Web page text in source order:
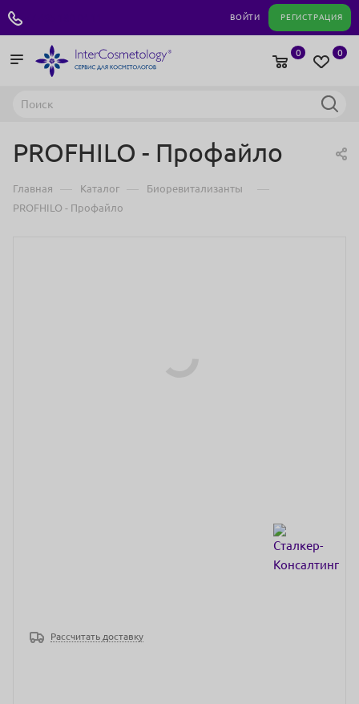
ВОЙТИ РЕГИСТРАЦИЯ
0
0
PROFHILO - Профайло
Главная — Каталог — Биоревитализанты —
PROFHILO - Профайло
Рассчитать доставку